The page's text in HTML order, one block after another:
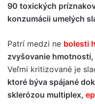
90 toxických
konzumácii umelých
Patrí medzi ne bolesti
zvyšovanie
Veľmi kritizované je
ktoré býva spájané
sklerózou multiplex,